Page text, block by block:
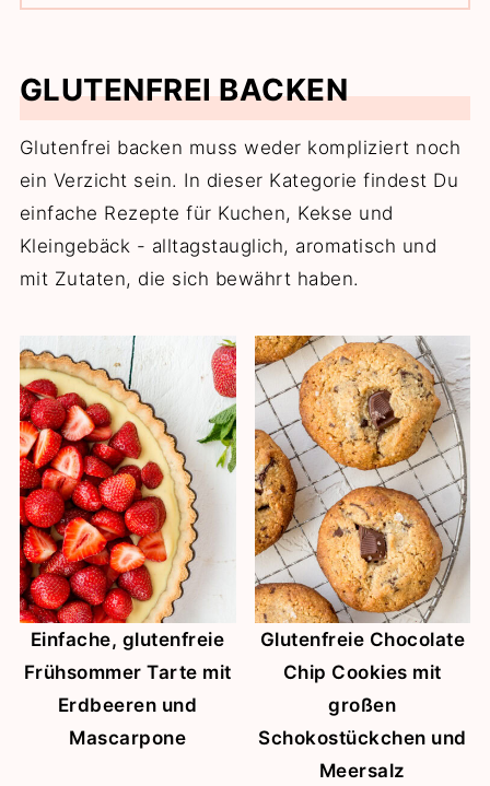
GLUTENFREI BACKEN
Glutenfrei backen muss weder kompliziert noch
ein Verzicht sein. In dieser Kategorie findest Du
einfache Rezepte für Kuchen, Kekse und
Kleingebäck - alltagstauglich, aromatisch und
mit Zutaten, die sich bewährt haben.
Einfache, glutenfreie
Frühsommer Tarte mit
Erdbeeren und
Mascarpone
Glutenfreie Chocolate
Chip Cookies mit
großen
Schokostückchen und
Meersalz